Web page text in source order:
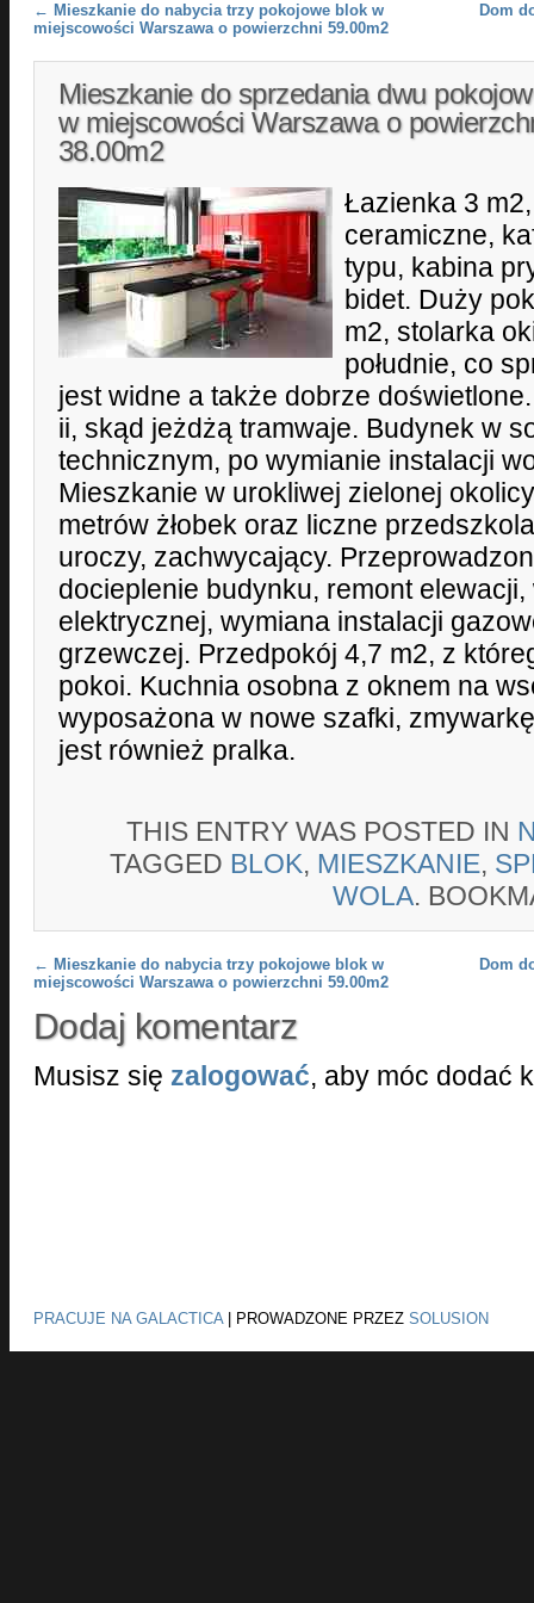
Post navigation
← Mieszkanie do nabycia trzy pokojowe blok w
miejscowości Warszawa o powierzchni 59.00m2
Dom
Mieszkanie do sprzedania dwu
w miejscowości Warszawa o
38.00m2
Łazienka 3
ceramiczne,
typu, kabina
bidet. Duży
m2, stolarka
południe, co
jest widne a także dobrze
ii, skąd jeżdżą tramwaje. Budynek w
technicznym, po wymianie instalacji
Mieszkanie w urokliwej zielonej
metrów żłobek oraz liczne
uroczy, zachwycający.
docieplenie budynku, remont
elektrycznej, wymiana instalacji
grzewczej. Przedpokój 4,7 m2, z
pokoi. Kuchnia osobna z oknem na
wyposażona w nowe szafki,
jest również pralka.
THIS ENTRY WAS POSTED IN
TAGGED BLOK, MIESZKANIE,
WOLA.
Post navigation
← Mieszkanie do nabycia trzy pokojowe blok w
miejscowości Warszawa o powierzchni 59.00m2
Dom
Dodaj komentarz
Musisz się zalogować, aby móc dodać
PRACUJE NA GALACTICA| PROWADZONE PRZEZ SOLUSION